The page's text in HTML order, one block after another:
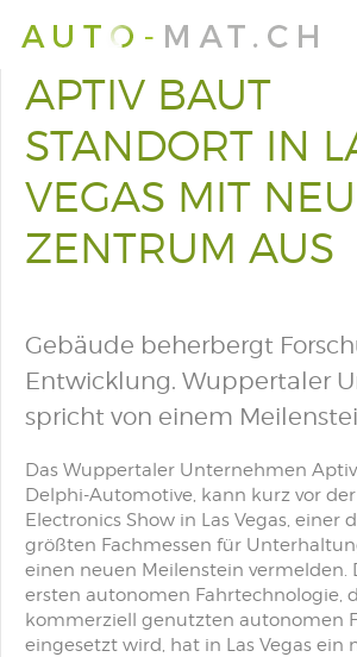
APTIV BAUT
STANDORT IN
VEGAS MIT
ZENTRUM AUS
Gebäude beherbergt
Entwicklung. Wuppertaler
spricht von einem
Das Wuppertaler Unternehmen
Delphi-Automotive, kann kurz vor
Electronics Show in Las Vegas, einer
größten Fachmessen für
einen neuen Meilenstein vermelden.
ersten autonomen Fahrtechnologie,
kommerziell genutzten autonomen
eingesetzt wird, hat in Las Vegas ein